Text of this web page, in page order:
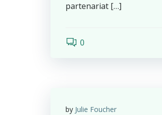
partenariat […]
0
by Julie Foucher